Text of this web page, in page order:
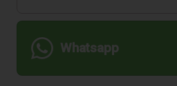
Whatsapp